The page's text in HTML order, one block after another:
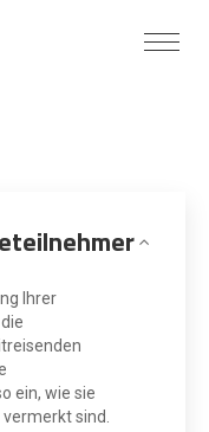
Ihrer
ein, wie sie
vermerkt sind.